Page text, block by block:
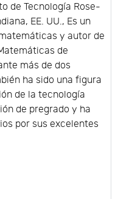
de Tecnología Rose-
EE. UU., Es un
y autor de
de
más de dos
ha sido una figura
de la tecnología
de pregrado y ha
por sus excelentes